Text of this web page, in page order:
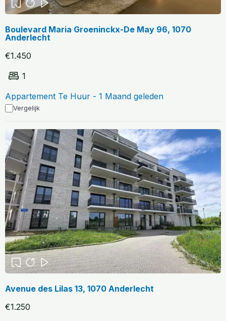
Boulevard Maria Groeninckx-De May 96, 1070
Anderlecht
€1.450
1
Appartement Te Huur - 1 Maand geleden
Vergelijk
Avenue des Lilas 13, 1070 Anderlecht
€1.250